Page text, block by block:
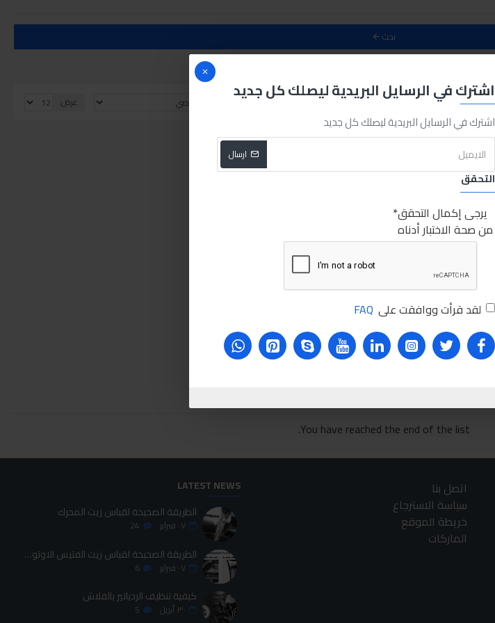
اشترك في الرسايل البريدية ليصلك كل جديد
اشترك في الرسايل البريدية ليصلك كل جديد
ارسال
التحقق
يرجى إكمال التحقق
من صحة الاختبار أدناه
لقد قرأت ووافقت على FAQ
بحث
الفرز بواسطة: عرض:
You have reached the end of the list.
اتصل بنا
سياسة الاسترجاع
خريطة الموقع
الماركات
LATEST NEWS
الطريقة الصحيحة لقياس زيت المحرك
٠٧ فبراير 24
الطريقة الصحيحة لقياس زيت الفتيس الاوتوماتيك
٠٧ فبراير 6
كيفية تنظيف الردياتير بالفلاش
٣٠ أبريل 5